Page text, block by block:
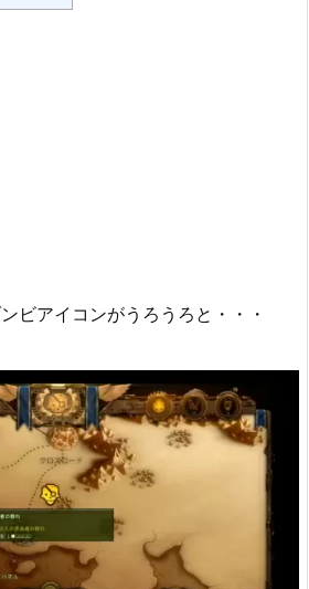
ビアイコンがうろうろと・・・